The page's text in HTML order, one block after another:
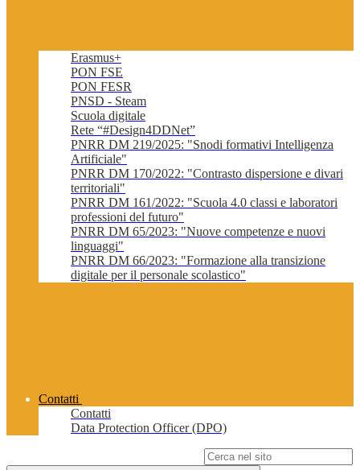
Erasmus+
PON FSE
PON FESR
PNSD - Steam
Scuola digitale
Rete “#Design4DDNet”
PNRR DM 219/2025: "Snodi formativi Intelligenza
Artificiale"
PNRR DM 170/2022: "Contrasto dispersione e divari
territoriali"
PNRR DM 161/2022: "Scuola 4.0 classi e laboratori
professioni del futuro"
PNRR DM 65/2023: "Nuove competenze e nuovi
linguaggi"
PNRR DM 66/2023: "Formazione alla transizione
digitale per il personale scolastico"
Contatti
Contatti
Data Protection Officer (DPO)